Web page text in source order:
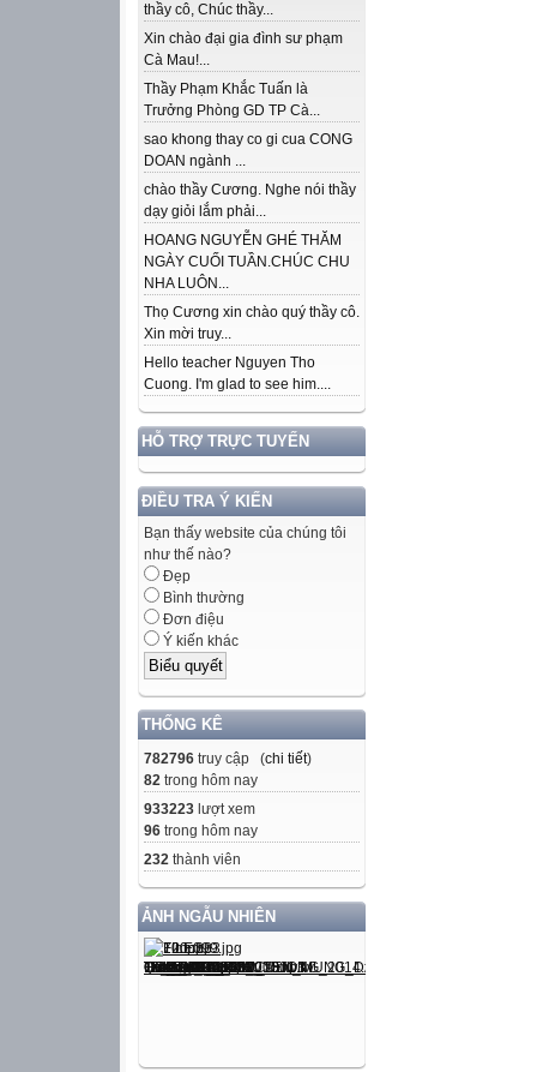
thầy cô, Chúc thầy...
Xin chào đại gia đình sư phạm
Cà Mau!...
Thầy Phạm Khắc Tuấn là
Trưởng Phòng GD TP Cà...
sao khong thay co gi cua CONG
DOAN ngành ...
chào thầy Cương. Nghe nói thầy
dạy giỏi lắm phải...
HOANG NGUYỄN GHÉ THĂM
NGÀY CUỐI TUẦN.CHÚC CHU
NHA LUÔN...
Thọ Cương xin chào quý thầy cô.
Xin mời truy...
Hello teacher Nguyen Tho
Cuong. I'm glad to see him....
HỖ TRỢ TRỰC TUYẾN
ĐIỀU TRA Ý KIẾN
Bạn thấy website của chúng tôi
như thế nào?
Đẹp
Bình thường
Đơn điệu
Ý kiến khác
THỐNG KÊ
782796 truy cập (chi tiết)
82 trong hôm nay
933223 lượt xem
96 trong hôm nay
232 thành viên
ẢNH NGẪU NHIÊN